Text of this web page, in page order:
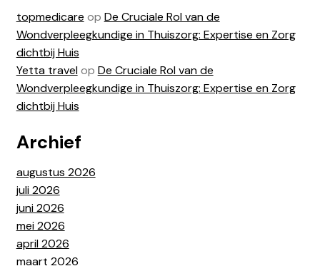
topmedicare op De Cruciale Rol van de
Wondverpleegkundige in Thuiszorg: Expertise en Zorg
dichtbij Huis
Yetta travelop De Cruciale Rol van de
Wondverpleegkundige in Thuiszorg: Expertise en Zorg
dichtbij Huis
Archief
augustus 2026
juli 2026
juni 2026
mei 2026
april 2026
maart 2026